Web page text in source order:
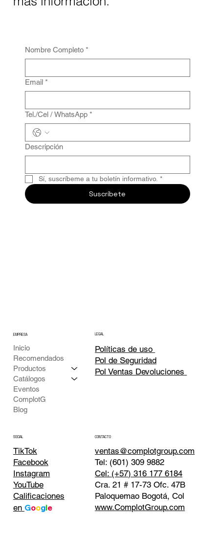
Nombre Completo *
Email *
Tel./Cel / WhatsApp *
Descripción
Sí, suscríbeme a tu boletín informativo. *
Suscríbete
EMPRESA
Inicio
Recomendados
Productos
Catálogos
Eventos
ComplotG
Blog
LEGAL
Políticas de uso
Pol de Seguridad
Pol Ventas Devoluciones
SOCIAL
TikTok
Facebook
Instagram
YouTube
Calificaciones
en Google
CONTACTO
ventas@complotgroup.com
Tel: (601) 309 9882
Cel: (+57) 316 177 6184
Cra. 21 # 17-73 Ofc. 47B
Paloquemao Bogotá, Col
www.ComplotGroup.com